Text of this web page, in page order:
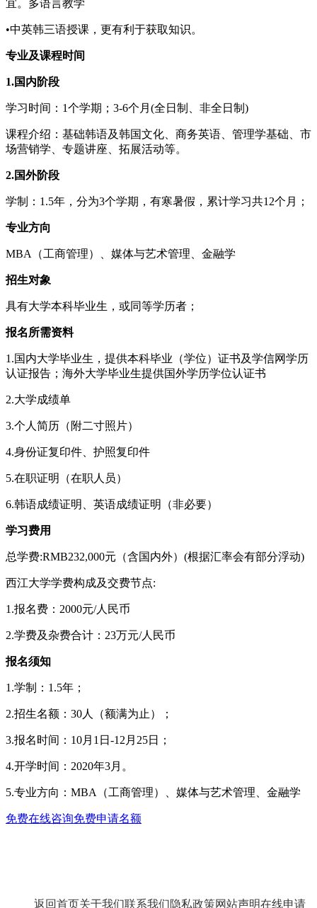
宜。多语言教学
•中英韩三语授课，更有利于获取知识。
专业及课程时间
1.国内阶段
学习时间：1个学期；3-6个月(全日制、非全日制)
课程介绍：基础韩语及韩国文化、商务英语、管理学基础、市
场营销学、专题讲座、拓展活动等。
2.国外阶段
学制：1.5年，分为3个学期，有寒暑假，累计学习共12个月；
专业方向
MBA（工商管理）、媒体与艺术管理、金融学
招生对象
具有大学本科毕业生，或同等学历者；
报名所需资料
1.国内大学毕业生，提供本科毕业（学位）证书及学信网学历
认证报告；海外大学毕业生提供国外学历学位认证书
2.大学成绩单
3.个人简历（附二寸照片）
4.身份证复印件、护照复印件
5.在职证明（在职人员）
6.韩语成绩证明、英语成绩证明（非必要）
学习费用
总学费:RMB232,000元（含国内外）(根据汇率会有部分浮动)
西江大学学费构成及交费节点:
1.报名费：2000元/人民币
2.学费及杂费合计：23万元/人民币
报名须知
1.学制：1.5年；
2.招生名额：30人（额满为止）；
3.报名时间：10月1日-12月25日；
4.开学时间：2020年3月。
5.专业方向：MBA（工商管理）、媒体与艺术管理、金融学
免费在线咨询免费申请名额
返回首页关于我们联系我们隐私政策网站声明在线申请